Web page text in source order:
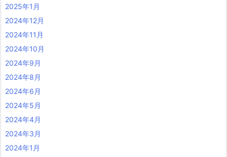
2025年1月
2024年12月
2024年11月
2024年10月
2024年9月
2024年8月
2024年6月
2024年5月
2024年4月
2024年3月
2024年1月